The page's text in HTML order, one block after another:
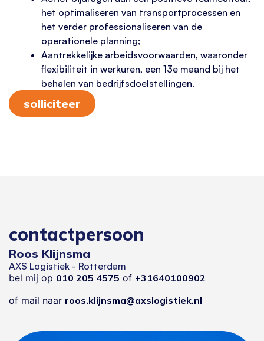
het optimaliseren van transportprocessen en
het verder professionaliseren van de
operationele planning;
Aantrekkelijke arbeidsvoorwaarden, waaronder
flexibiliteit in werkuren, een 13e maand bij het
behalen van bedrijfsdoelstellingen.
solliciteer
contactpersoon
Roos Klijnsma
AXS Logistiek - Rotterdam
bel mij op 010 205 4575 of +31640100902
of mail naar roos.klijnsma@axslogistiek.nl